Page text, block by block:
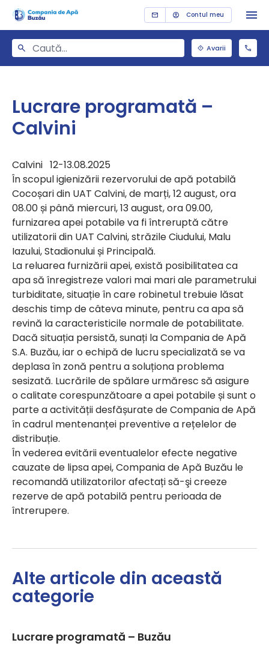
Contul meu
Avarii
Lucrare programată –
Calvini
Calvini 12-13.08.2025
În scopul igienizării rezervorului de apă potabilă
Cocoșari din UAT Calvini, de marți, 12 august, ora
08.00 și până miercuri, 13 august, ora 09.00,
furnizarea apei potabile va fi întreruptă către
utilizatorii din UAT Calvini, străzile Ciudului, Malu
Iazului, Stadionului și Principală.
La reluarea furnizării apei, există posibilitatea ca
apa să înregistreze valori mai mari ale parametrului
turbiditate, situație în care robinetul trebuie lăsat
deschis timp de câteva minute, pentru ca apa să
revină la caracteristicile normale de potabilitate.
Dacă situația persistă, sunați la Compania de Apă
S.A. Buzău, iar o echipă de lucru specializată se va
deplasa în zonă pentru a soluționa problema
sesizată. Lucrările de spălare urmăresc să asigure
o calitate corespunzătoare a apei potabile și sunt o
parte a activității desfășurate de Compania de Apă
în cadrul mentenanței preventive a rețelelor de
distribuție.
În vederea evitării eventualelor efecte negative
cauzate de lipsa apei, Compania de Apă Buzău le
recomandă utilizatorilor afectați să-şi creeze
rezerve de apă potabilă pentru perioada de
întrerupere.
Alte articole din această
categorie
Lucrare programată – Buzău